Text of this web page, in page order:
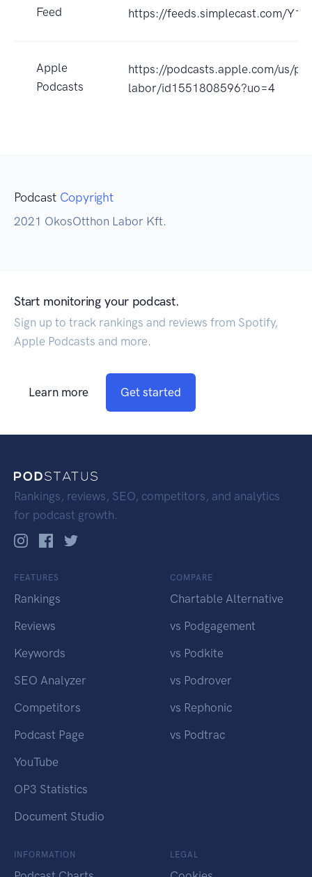
Feed https://feeds.simplecast.com/
Apple
Podcasts
https://podcasts.apple.com/us/
labor/id1551808596?uo=4
Podcast Copyright
2021 OkosOtthon Labor Kft.
Start monitoring your podcast.
Sign up to track rankings and reviews from Spotify,
Apple Podcasts and more.
Learn more Get started
Rankings, reviews, SEO, competitors, and analytics
for podcast growth.
FEATURES
Rankings
Reviews
Keywords
SEO Analyzer
Competitors
Podcast Page
YouTube
OP3 Statistics
Document Studio
COMPARE
Chartable Alternative
vs Podgagement
vs Podkite
vs Podrover
vs Rephonic
vs Podtrac
INFORMATION LEGAL